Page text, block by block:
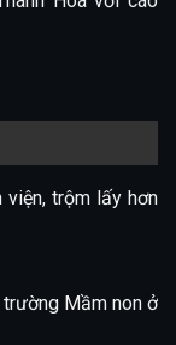
trộm lấy hơn
Mầm non ở